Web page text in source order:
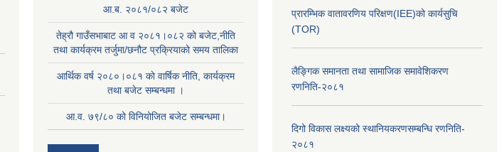
आ.ब. २०८१/०८२ बजेट
तेह्रौ गाउँसभाबाट आ व २०८१।०८२ को बजेट,नीति
तथा कार्यक्रम तर्जुमा/छनौट प्रक्रियाको समय तालिका
आर्थिक वर्ष २०८०।०८१ काे वार्षिक नीति, कार्यक्रम
तथा बजेट सम्बन्धमा ।
आ.व. ७९/८० को विनियोजित बजेट सम्बन्धमा।
प्रारम्भिक वातावरणिय परिक्षण(IEE)को कार्यसुचि
(TOR)
लैङ्‍गिक समानता तथा सामाजिक समावेशिकरण
रणनिति-२०८१
दिगो विकास लक्ष्यको स्थानियकरणसम्बन्धि रणनिति-
२०८१